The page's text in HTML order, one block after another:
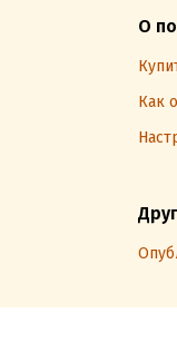
О
Как